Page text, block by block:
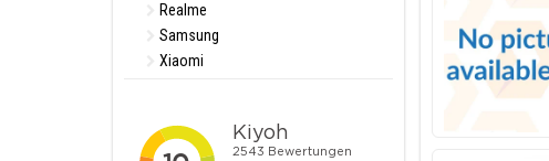
Realme
Samsung
Xiaomi